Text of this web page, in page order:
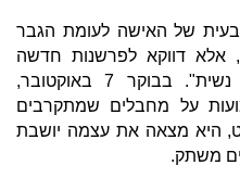
של האישה לעומת הגבר
אלא דווקא לפרשנות חדשה
ומרעננת של המושג "העצמה נשית". בבוקר 7 באוקטובר,
על מחבלים שמתקרבים
היא מצאה את עצמה יושבת
משתק.